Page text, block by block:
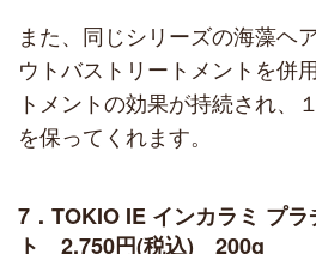
また、同じシリーズの海藻ヘ
ウトバストリートメントを併
トメントの効果が持続され、
を保ってくれます。
7．TOKIO IE インカラミ プ
ト 2,750円(税込) 200g